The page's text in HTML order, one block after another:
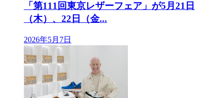
「第111回東京レザーフェア」が5月21日
（木）、22日（金...
2026年5月7日